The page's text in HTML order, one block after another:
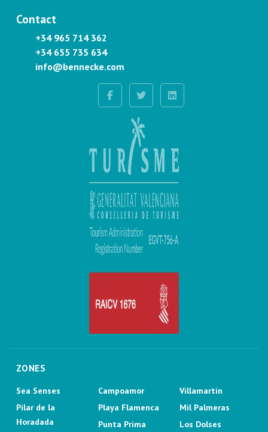
Contact
+34 965 714 362
+34 655 735 634
info@bennecke.com
ZONES
Sea Senses
Pilar de la
Horadada
Campoamor
Playa Flamenca
Punta Prima
Villamartin
Mil Palmeras
Los Dolses